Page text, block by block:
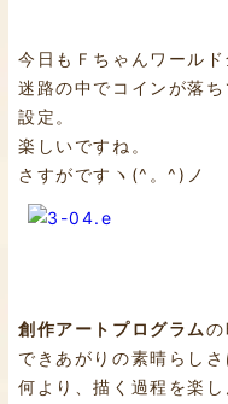
今日もＦちゃんワール
迷路の中でコインが落
設定。
楽しいですね。
さすがですヽ(^。^)ノ
創作アートプログラムの
できあがりの素晴らしさ
何より、描く過程を楽